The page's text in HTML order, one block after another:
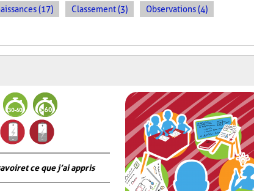
(17) Classement (3) Observations (4)
et ce que j’ai appris